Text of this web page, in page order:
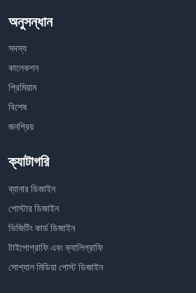
অনুসন্ধান
সদস্য
কালেকশন
প্রিমিয়াম
বিশেষ
জনপ্রিয়
ক্যাটাগরি
ব্যানার ডিজাইন
পোস্টার ডিজাইন
ভিজিটিং কার্ড ডিজাইন
টাইপোগ্রাফি এবং ক্যালিগ্রাফি
সোশ্যাল মিডিয়া পোস্ট ডিজাইন